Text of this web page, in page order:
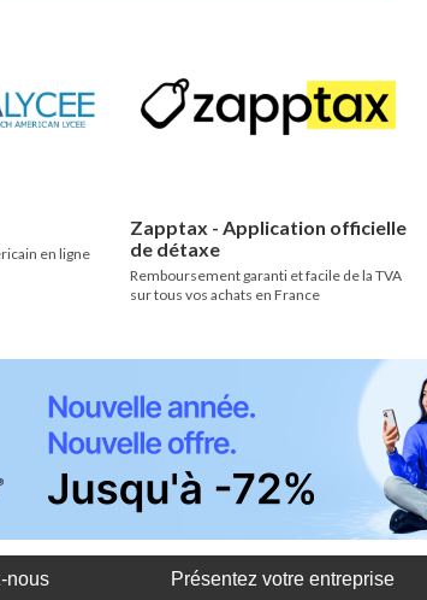
en ligne
Zapptax - Application officielle
de détaxe
Remboursement garanti et facile de la TVA
sur tous vos achats en France
nous Présentez votre entreprise